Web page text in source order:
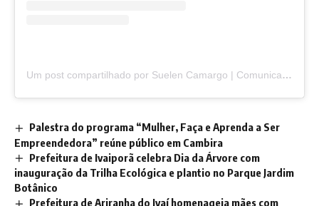
Um post compartilhado por Suelen Camargo | Comunicação e Marketing Digital (@jornalistasuelencamargo)
Palestra do programa “Mulher, Faça e Aprenda a Ser
Empreendedora” reúne público em Cambira
Prefeitura de Ivaiporã celebra Dia da Árvore com
inauguração da Trilha Ecológica e plantio no Parque Jardim
Botânico
Prefeitura de Ariranha do Ivaí homenageia mães com